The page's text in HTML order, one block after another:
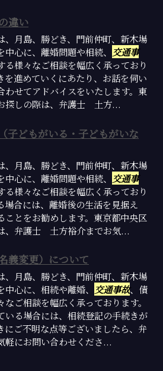
違い
、月島、勝どき、門前仲町、新木場
心に、離婚問題や相続、
交通事
る様々なご相談を幅広く承っており
を進めていくにあたり、お話を伺い
わせてアドバイスをいたします。東
探しの際は、弁護士 土方...
子どもがいる・子どもがいな
、月島、勝どき、門前仲町、新木場
心に、離婚問題や相続、
交通事
る様々なご相談を幅広く承っており
場合には、離婚後の生活を見据え
ことをお勧めします。東京都中央区
、弁護士 土方裕介までお気...
義変更）について
、月島、勝どき、門前仲町、新木場
心に、相続や離婚、
交通事故、債
ご相談を幅広く承っております。
いる場合には、相続登記の手続きが
にご不明な点等ございましたら、弁
にお問い合わせくださ...